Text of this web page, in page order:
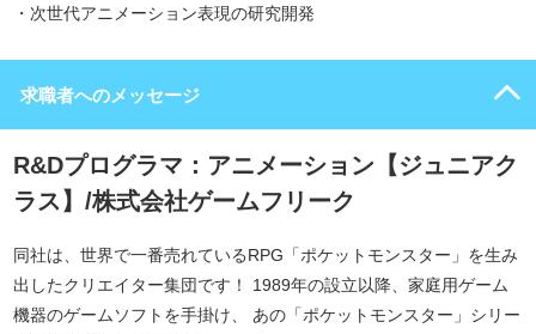
・次世代アニメーション表現の研究開発
求職者へのメッセージ
R&Dプログラマ：アニメーション【ジュニアク
ラス】/株式会社ゲームフリーク
同社は、世界で一番売れているRPG「ポケットモンスター」を生み
出したクリエイター集団です！ 1989年の設立以降、家庭用ゲーム
機器のゲームソフトを手掛け、 あの「ポケットモンスター」シリー